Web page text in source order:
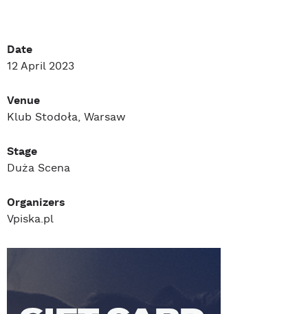
Date
12 April 2023
Venue
Klub Stodoła, Warsaw
Stage
Duża Scena
Organizers
Vpiska.pl